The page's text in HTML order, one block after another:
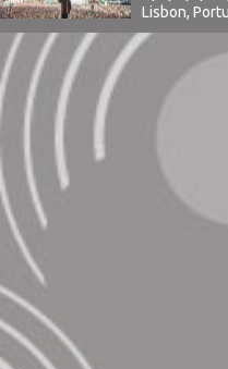
Lisbon,
Beatriz
End, DJ